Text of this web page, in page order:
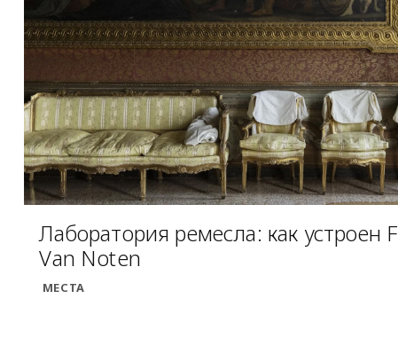
Лаборатория ремесла: как устроен
Van Noten
МЕСТА